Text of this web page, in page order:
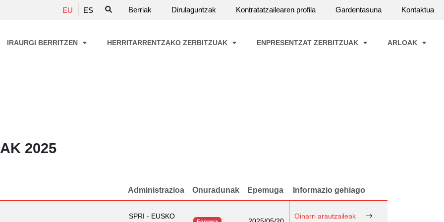
EU ES Berriak Dirulaguntzak Kontratatzailearen profila Gardentasuna Kontaktua
IRAURGI BERRITZEN HERRITARRENTZAKO ZERBITZUAK ENPRESENTZAT ZERBITZUAK ARLOAK
2025
Administrazioa Onuradunak Epemuga Informazio gehiago
SPRI - EUSKO
Oinarri arautzaileak